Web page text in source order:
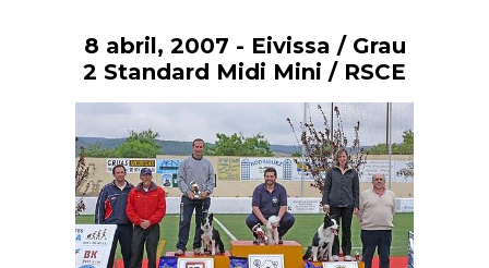
Vés
al
8 abril, 2007 - Eivissa / Grau
2 Standard Midi Mini / RSCE